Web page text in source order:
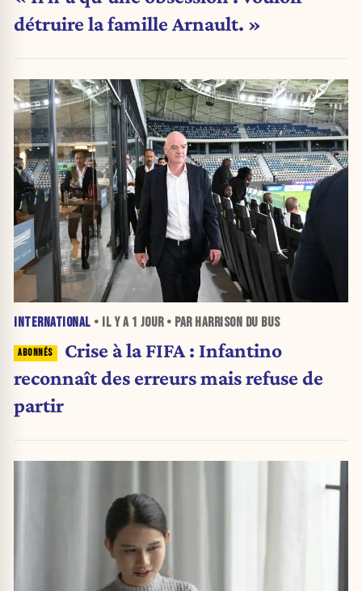
détruire la famille Arnault. »
INTERNATIONAL • IL Y A 1 JOUR• PAR HARRISON DU BUS
Crise à la FIFA : Infantino
reconnaît des erreurs mais refuse de
partir